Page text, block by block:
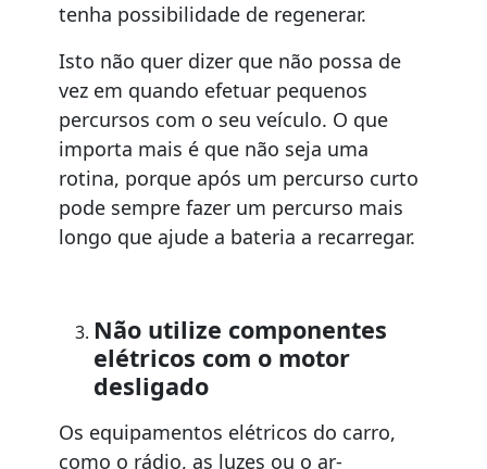
tenha possibilidade de regenerar.
Isto não quer dizer que não possa de
vez em quando efetuar pequenos
percursos com o seu veículo. O que
importa mais é que não seja uma
rotina, porque após um percurso curto
pode sempre fazer um percurso mais
longo que ajude a bateria a recarregar.
Não utilize componentes
elétricos com o motor
desligado
Os equipamentos elétricos do carro,
como o rádio, as luzes ou o ar-